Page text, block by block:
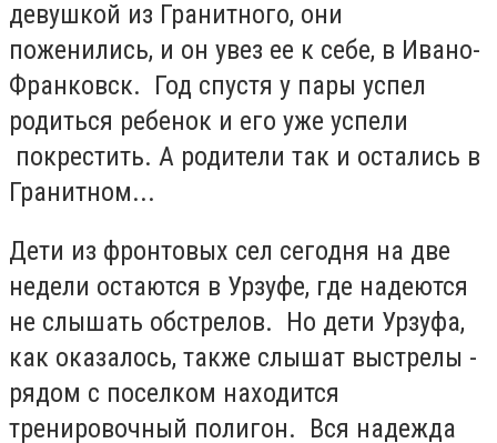
девушкой из Гранитного, они
поженились, и он увез ее к себе, в Ивано-
Франковск. Год спустя у пары успел
родиться ребенок и его уже успели
покрестить. А родители так и остались в
Гранитном...
Дети из фронтовых сел сегодня на две
недели остаются в Урзуфе, где надеются
не слышать обстрелов. Но дети Урзуфа,
как оказалось, также слышат выстрелы -
рядом с поселком находится
тренировочный полигон. Вся надежда